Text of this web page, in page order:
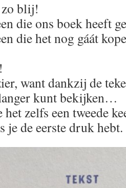
zo blij!
die ons boek heeft
die het nog gáát
want dankzij de
kunt bekijken…
zelfs een tweede
je de eerste druk